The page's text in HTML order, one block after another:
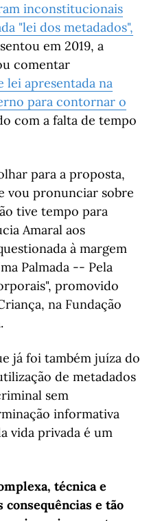
inconstitucionais
"lei dos metadados",
em 2019, a
comentar
lei apresentada na
para contornar o
com a falta de tempo
para a proposta,
vou pronunciar sobre
tive tempo para
Amaral aos
à margem
Palmada -- Pela
promovido
na Fundação
já foi também juíza do
de metadados
sem
informativa
vida privada é um
técnica e
e tão